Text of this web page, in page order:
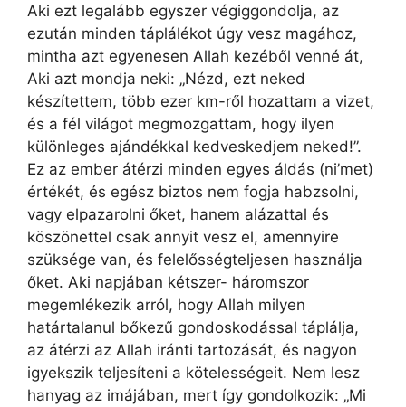
Aki ezt legalább egyszer végiggondolja, az
ezután minden táplálékot úgy vesz magához,
mintha azt egyenesen Allah kezéből venné át,
Aki azt mondja neki: „Nézd, ezt neked
készítettem, több ezer km-ről hozattam a vizet,
és a fél világot megmozgattam, hogy ilyen
különleges ajándékkal kedveskedjem neked!”.
Ez az ember átérzi minden egyes áldás (ni’met)
értékét, és egész biztos nem fogja habzsolni,
vagy elpazarolni őket, hanem alázattal és
köszönettel csak annyit vesz el, amennyire
szüksége van, és felelősségteljesen használja
őket. Aki napjában kétszer- háromszor
megemlékezik arról, hogy Allah milyen
határtalanul bőkezű gondoskodással táplálja,
az átérzi az Allah iránti tartozását, és nagyon
igyekszik teljesíteni a kötelességeit. Nem lesz
hanyag az imájában, mert így gondolkozik: „Mi